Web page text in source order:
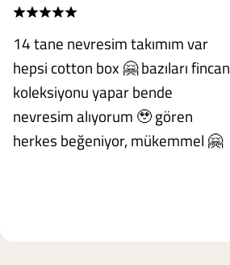
14 tane nevresim takımım var
hepsi cotton box 🤗 bazıları fincan
koleksiyonu yapar bende
nevresim alıyorum 🥹 gören
herkes beğeniyor, mükemmel 🤗